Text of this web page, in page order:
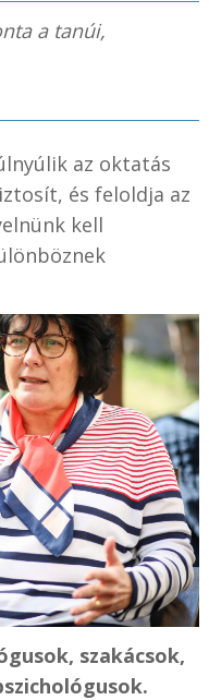
a tanúi,
az oktatás
és feloldja az
kell
szakácsok,